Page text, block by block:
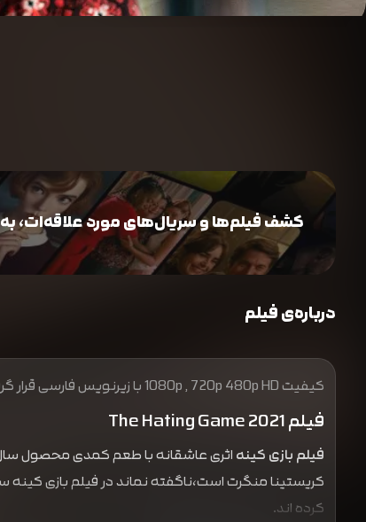
کشف فیلم‌ها و سریال‌های مورد علاقه‌ات،
درباره‌ی فیلم
کیفیت 1080p , 720p 480p HD با زیرنویس فارسی قرار گرفت
فیلم The Hating Game 2021
فیلم بازی کینه
کریستینا منگرت است،ناگفته نماند در فیلم بازی
کرده اند.